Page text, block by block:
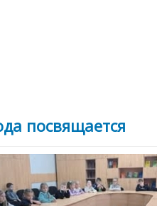
посвящается